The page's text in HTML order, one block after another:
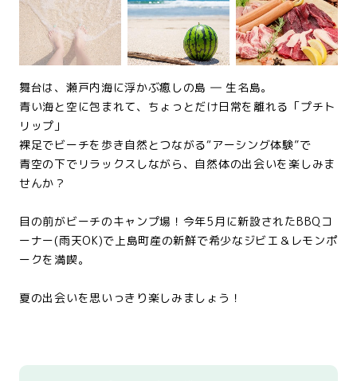
舞台は、瀬戸内海に浮かぶ癒しの島 ― 生名島。
青い海と空に包まれて、ちょっとだけ日常を離れる「プチト
リップ」
裸足でビーチを歩き自然とつながる“アーシング体験”で
青空の下でリラックスしながら、自然体の出会いを楽しみま
せんか？
目の前がビーチのキャンプ場！今年5月に新設されたBBQコ
ーナー(雨天OK)で上島町産の新鮮で希少なジビエ＆レモンポ
ークを満喫。
夏の出会いを思いっきり楽しみましょう！